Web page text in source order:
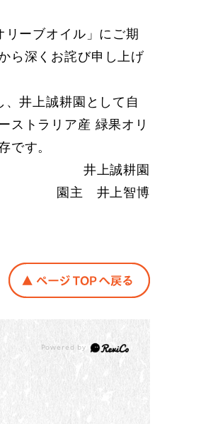
ーブオイル」にご期
ら深くお詫び申し上げ
井上誠耕園として自
ストラリア産 緑果オリ
す。
井上誠耕園
園主 井上智博